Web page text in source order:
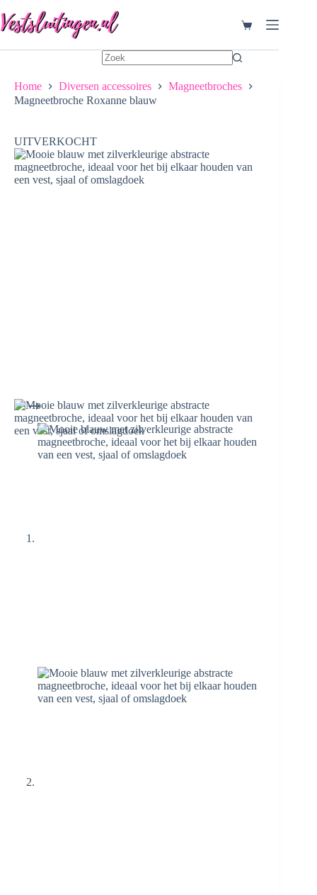
naar
de
Winkelwagen
Home Diversen accessoires
Magneetbroches
Magneetbroche Roxanne blauw
UITVERKOCHT